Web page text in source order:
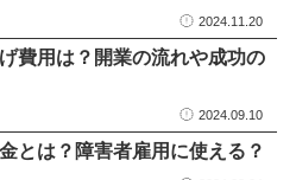
2024.11.20
費用は？開業の流れや成功の
2024.09.10
とは？障害者雇用に使える？